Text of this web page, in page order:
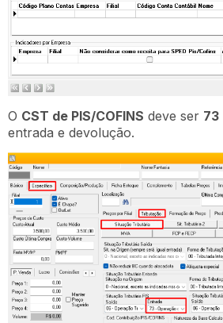
O CST de PIS/COFINS deve ser 73
entrada e devolução.